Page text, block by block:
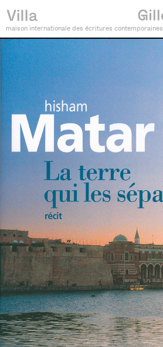
maison internationale des écritures contemporaines